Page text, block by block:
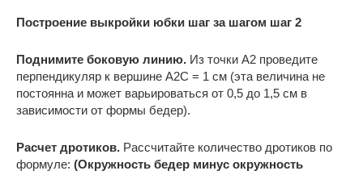
Построение выкройки юбки шаг за шагом шаг 2
Поднимите боковую линию. Из точки A2 проведите
перпендикуляр к вершине A2C = 1 см (эта величина не
постоянна и может варьироваться от 0,5 до 1,5 см в
зависимости от формы бедер).
Расчет дротиков. Рассчитайте количество дротиков по
формуле: (Окружность бедер минус окружность